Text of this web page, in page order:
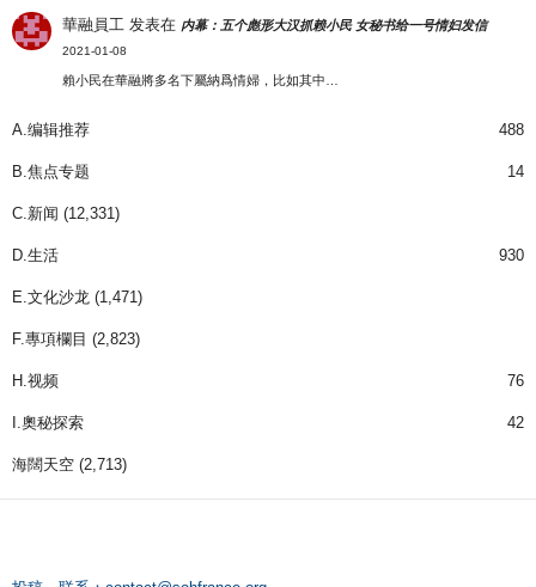
華融員工 发表在 内幕：五个彪形大汉抓赖小民 女秘书给一号情妇发信
2021-01-08
賴小民在華融將多名下屬納爲情婦，比如其中…
A.编辑推荐 488
B.焦点专题 14
C.新闻 (12,331)
D.生活 930
E.文化沙龙 (1,471)
F.專項欄目 (2,823)
H.视频 76
I.奧秘探索 42
海闊天空 (2,713)